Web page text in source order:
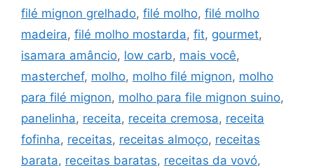
filé mignon grelhado, filé molho, filé molho
madeira, filé molho mostarda, fit, gourmet,
isamara amâncio, low carb, mais você,
masterchef, molho, molho filé mignon, molho
para filé mignon, molho para file mignon suino,
panelinha, receita, receita cremosa, receita
fofinha, receitas, receitas almoço, receitas
barata, receitas baratas, receitas da vovó,